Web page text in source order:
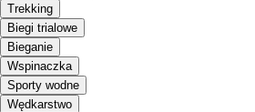
Trekking
Biegi trialowe
Bieganie
Wspinaczka
Sporty wodne
Wędkarstwo